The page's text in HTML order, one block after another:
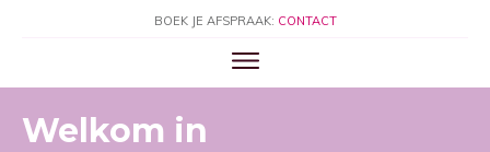
BOEK JE AFSPRAAK: CONTACT
Welkom in